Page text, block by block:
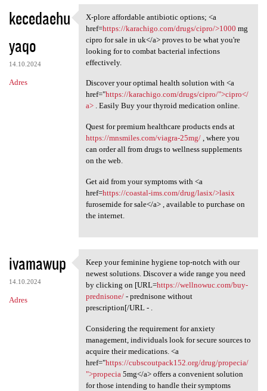
kecedaehu
yaqo
14.10.2024
Adres
X-plore affordable antibiotic
X-plore affordable antibiotic options; <a
href=https://karachigo.com/drugs/cipro/>1000 mg
cipro for sale in uk</a> proves to be what you're
looking for to combat bacterial infections
effectively.
Discover your optimal health solution with <a
href="https://karachigo.com/drugs/cipro/">cipro</
a>. Easily Buy your thyroid medication online.
Quest for premium healthcare products ends at
https://mnsmiles.com/viagra-25mg/, where you
can order all from drugs to wellness supplements
on the web.
Get aid from your symptoms with <a
href=https://coastal-ims.com/drug/lasix/>lasix
furosemide for sale</a> , available to purchase on
the internet.
ivamawup
14.10.2024
Adres
Keep your feminine hygiene
Keep your feminine hygiene top-notch with our
newest solutions. Discover a wide range you need
by clicking on [URL=https://wellnowuc.com/buy-
prednisone/- prednisone without
prescription[/URL - .
Considering the requirement for anxiety
management, individuals look for secure sources to
acquire their medications. <a
href="https://cubscoutpack152.org/drug/propecia/
">propecia 5mg</a> offers a convenient solution
for those intending to handle their symptoms